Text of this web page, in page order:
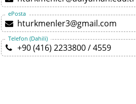
ePosta
hturkmenler3@gmail.com
Telefon (Dahili)
+90 (416) 2233800 / 4559